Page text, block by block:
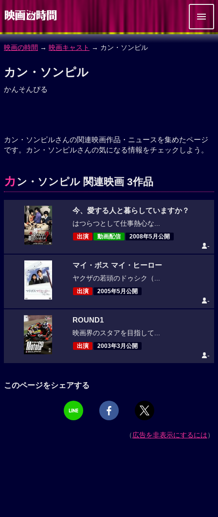
映画の時間 → 映画キャスト → カン・ソンピル
カン・ソンピル
かんそんぴる
カン・ソンピルさんの関連映画作品・ニュースを集めたページ
です。カン・ソンピルさんの気になる情報をチェックしよう。
カ ン・ソンピル 関連映画 3作品
今、愛する人と暮らしていますか？
はつらつとして仕事熱心な...
出演 動画配信 2008年5月公開
-
マイ・ボス マイ・ヒーロー
ヤクザの若頭のドゥシク（...
出演 2005年5月公開
-
ROUND1
映画界のスタアを目指して...
出演 2003年3月公開
-
このページをシェアする
（広告を非表示にするには）